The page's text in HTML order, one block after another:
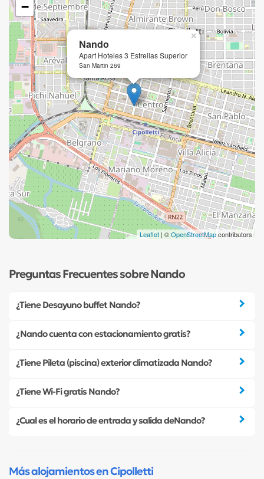
Nando
Apart Hoteles 3 Estrellas Superior
San Martin 269
×
−
Leaflet | ©OpenStreetMapcontributors
Preguntas Frecuentes sobre Nando
¿Tiene Desayuno buffet Nando?
¿Nando cuenta con estacionamiento gratis?
¿Tiene Pileta (piscina) exterior climatizada Nando?
¿Tiene Wi-Fi gratis Nando?
¿Cual es el horario de entrada y salida deNando?
Más alojamientos en Cipolletti